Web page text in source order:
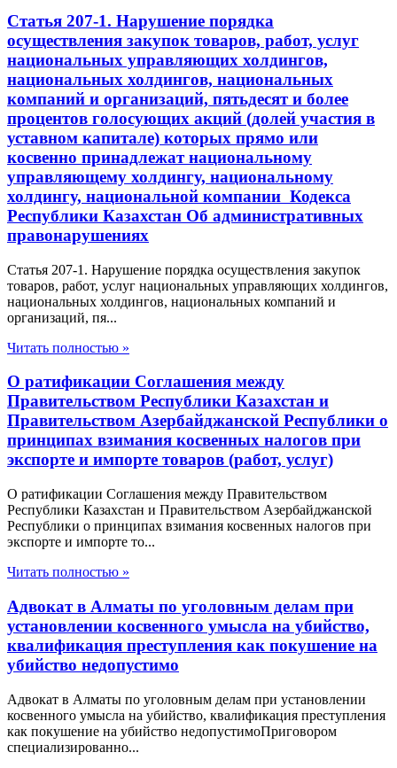
Статья 207-1. Нарушение порядка
осуществления закупок товаров, работ, услуг
национальных управляющих холдингов,
национальных холдингов, национальных
компаний и организаций, пятьдесят и более
процентов голосующих акций (долей участия в
уставном капитале) которых прямо или
косвенно принадлежат национальному
управляющему холдингу, национальному
холдингу, национальной компании Кодекса
Республики Казахстан Об административных
правонарушениях
Статья 207-1. Нарушение порядка осуществления закупок
товаров, работ, услуг национальных управляющих холдингов,
национальных холдингов, национальных компаний и
организаций, пя...
Читать полностью »
О ратификации Соглашения между
Правительством Республики Казахстан и
Правительством Азербайджанской Республики о
принципах взимания косвенных налогов при
экспорте и импорте товаров (работ, услуг)
О ратификации Соглашения между Правительством
Республики Казахстан и Правительством Азербайджанской
Республики о принципах взимания косвенных налогов при
экспорте и импорте то...
Читать полностью »
Адвокат в Алматы по уголовным делам при
установлении косвенного умысла на убийство,
квалификация преступления как покушение на
убийство недопустимо
Адвокат в Алматы по уголовным делам при установлении
косвенного умысла на убийство, квалификация преступления
как покушение на убийство недопустимоПриговором
специализированно...